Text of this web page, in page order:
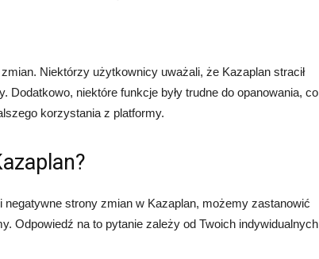
Niektórzy użytkownicy uważali, że Kazaplan stracił
Dodatkowo, niektóre funkcje były trudne do opanowania, co
korzystania z platformy.
strony zmian w Kazaplan, możemy zastanowić
Odpowiedź na to pytanie zależy od Twoich indywidualnych